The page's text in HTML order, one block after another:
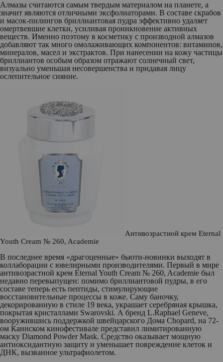
Алмазы считаются самым твердым материалом на планете, а
значит являются отличными эксфолиаторами. В составе скрабов
и масок-пилингов бриллиантовая пудра эффективно удаляет
омертвевшие клетки, усиливая проникновение активных
веществ. Именно поэтому в косметику с производной алмазов
добавляют так много омолаживающих компонентов: витаминов,
минералов, масел и экстрактов. При нанесении на кожу частицы
бриллиантов особым образом отражают солнечный свет,
визуально уменьшая несовершенства и придавая лицу
ослепительное сияние.
Антивозрастной крем Eternal
Youth Сream № 260, Academie
В последнее время «драгоценные» бьюти-новинки выходят в
коллаборации с ювелирными производителями. Первый в мире
антивозрастной крем Eternal Youth Сream № 260, Academie был
недавно перевыпущен: помимо бриллиантовой пудры, в его
составе теперь есть пептиды, стимулирующие
восстановительные процессы в коже. Саму баночку,
декорированную в стиле 19 века, украшает серебряная крышка,
покрытая кристаллами Swarovski. А бренд L.Raphael Geneve,
вооружившись поддержкой швейцарского Дома Chopard, на 72-
ом Каннском кинофестивале представил лимитированную
маску Diamond Powder Mask. Средство оказывает мощную
антиоксидантную защиту и уменьшает повреждение клеток и
ДНК, вызванное ультрафиолетом.